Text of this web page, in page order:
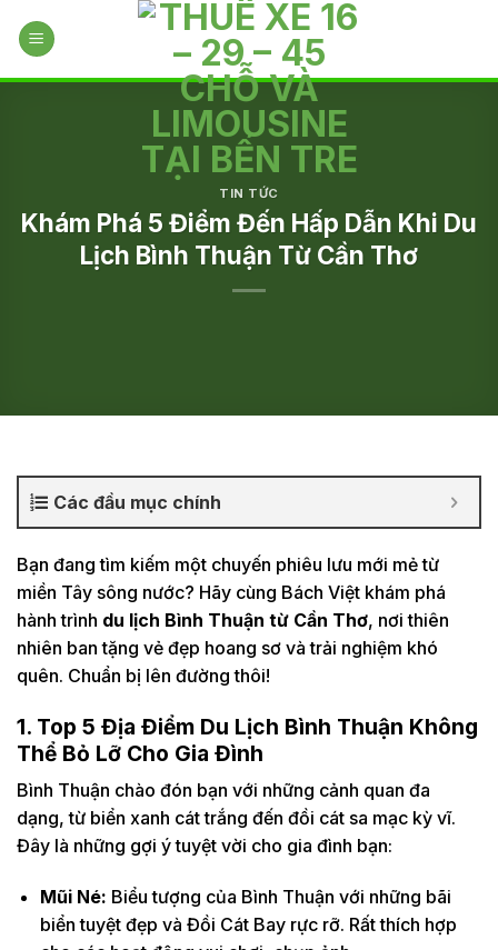
TIN TỨC
Khám Phá 5 Điểm Đến Hấp Dẫn Khi Du
Lịch Bình Thuận Từ Cần Thơ
Các đầu mục chính
Bạn đang tìm kiếm một chuyến phiêu lưu mới mẻ từ
miền Tây sông nước? Hãy cùng Bách Việt khám phá
hành trình du lịch Bình Thuận từ Cần Thơ, nơi thiên
nhiên ban tặng vẻ đẹp hoang sơ và trải nghiệm khó
quên. Chuẩn bị lên đường thôi!
1. Top 5 Địa Điểm Du Lịch Bình Thuận Không
Thể Bỏ Lỡ Cho Gia Đình
Bình Thuận chào đón bạn với những cảnh quan đa
dạng, từ biển xanh cát trắng đến đồi cát sa mạc kỳ vĩ.
Đây là những gợi ý tuyệt vời cho gia đình bạn:
Mũi Né: Biểu tượng của Bình Thuận với những bãi
biển tuyệt đẹp và Đồi Cát Bay rực rỡ. Rất thích hợp